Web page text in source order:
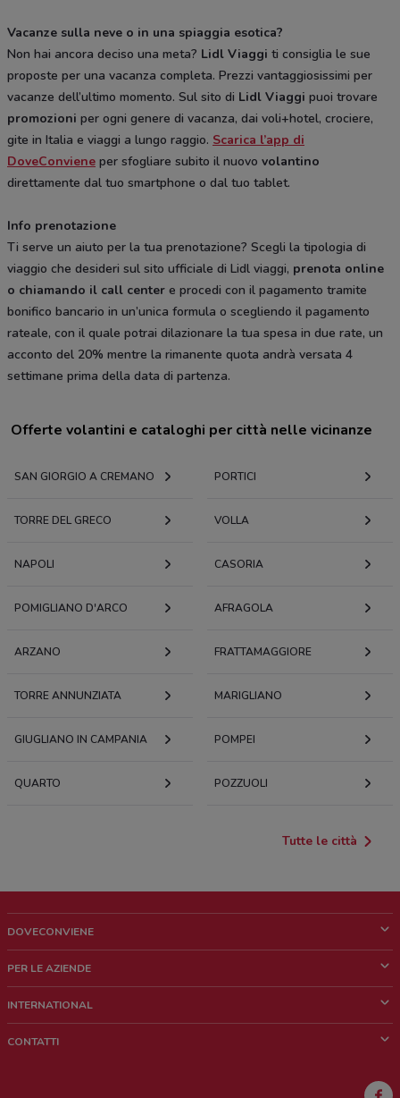
Vacanze sulla neve o in una spiaggia esotica?
Non hai ancora deciso una meta? Lidl Viaggi ti consiglia le sue
proposte per una vacanza completa. Prezzi vantaggiosissimi per
vacanze dell’ultimo momento. Sul sito di Lidl Viaggi puoi trovare
promozioni per ogni genere di vacanza, dai voli+hotel, crociere,
gite in Italia e viaggi a lungo raggio. Scarica l’app di
DoveConviene per sfogliare subito il nuovo volantino
direttamente dal tuo smartphone o dal tuo tablet.
Info prenotazione
Ti serve un aiuto per la tua prenotazione? Scegli la tipologia di
viaggio che desideri sul sito ufficiale di Lidl viaggi, prenota online
o chiamando il call center e procedi con il pagamento tramite
bonifico bancario in un’unica formula o scegliendo il pagamento
rateale, con il quale potrai dilazionare la tua spesa in due rate, un
acconto del 20% mentre la rimanente quota andrà versata 4
settimane prima della data di partenza.
Offerte volantini e cataloghi per città nelle vicinanze
SAN GIORGIO A CREMANO PORTICI
TORRE DEL GRECO VOLLA
NAPOLI CASORIA
POMIGLIANO D'ARCO AFRAGOLA
ARZANO FRATTAMAGGIORE
TORRE ANNUNZIATA MARIGLIANO
GIUGLIANO IN CAMPANIA POMPEI
QUARTO POZZUOLI
Tutte le città
DOVECONVIENE
Chi siamo
Lavora con noi
PER LE AZIENDE
Richieste commerciali e marketing
INTERNATIONAL
CONTATTI